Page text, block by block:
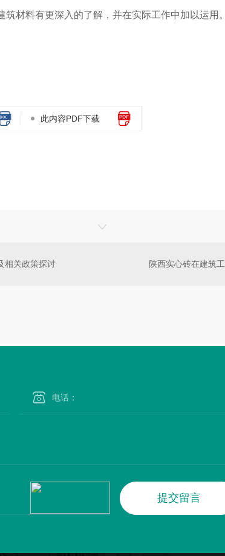
筑材料有更深入的了解，并在实际工作中加以运用
此内容PDF下载
相关政策探讨 陕西实心砖在建筑
提交留言